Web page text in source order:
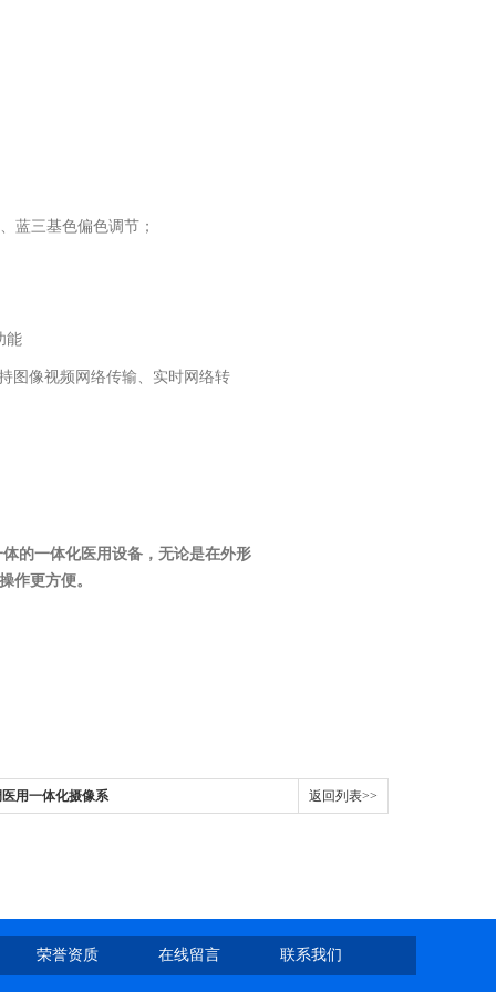
蓝三基色偏色调节；
能
图像视频网络传输、实时网络转
的一体化医用设备，无论是在外形
作更方便。
用一体化摄像系 返回列表>>
荣誉资质 在线留言 联系我们